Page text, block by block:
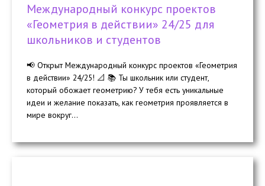
Международный конкурс проектов
«Геометрия в действии» 24/25 для
школьников и студентов
📢 Открыт Международный конкурс проектов «Геометрия
в действии» 24/25! 📐 📚 Ты школьник или студент,
который обожает геометрию? У тебя есть уникальные
идеи и желание показать, как геометрия проявляется в
мире вокруг...